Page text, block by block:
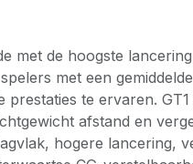
met de hoogste
met een
prestaties te ervaren.
afstand en
hogere lancering,